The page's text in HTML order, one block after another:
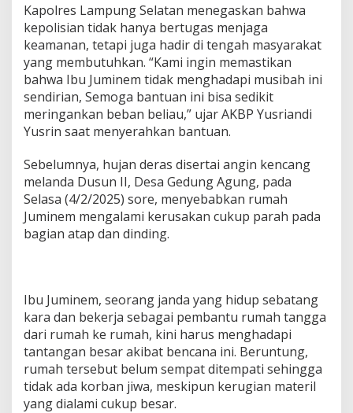
a
t
a
n
g
K
a
r
a
o
r
b
a
n
K
e
n
c
a
n
g
Kapolres Lampung Selatan menegaskan bahwa
kepolisian tidak hanya bertugas menjaga
keamanan, tetapi juga hadir di tengah masyarakat
yang membutuhkan. “Kami ingin memastikan
bahwa Ibu Juminem tidak menghadapi musibah ini
sendirian, Semoga bantuan ini bisa sedikit
meringankan beban beliau,” ujar AKBP Yusriandi
Yusrin saat menyerahkan bantuan.
Sebelumnya, hujan deras disertai angin kencang
melanda Dusun II, Desa Gedung Agung, pada
Selasa (4/2/2025) sore, menyebabkan rumah
Juminem mengalami kerusakan cukup parah pada
bagian atap dan dinding.
Ibu Juminem, seorang janda yang hidup sebatang
kara dan bekerja sebagai pembantu rumah tangga
dari rumah ke rumah, kini harus menghadapi
tantangan besar akibat bencana ini. Beruntung,
rumah tersebut belum sempat ditempati sehingga
tidak ada korban jiwa, meskipun kerugian materil
yang dialami cukup besar.